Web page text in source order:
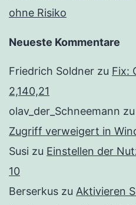
ohne Risiko
Neueste Kommentare
Friedrich Soldner zu Fix:
2,140,21
olav_der_Schneemann zu
Zugriff verweigert in
Susi zu Einstellen der
10
Berserkus zu Aktivieren